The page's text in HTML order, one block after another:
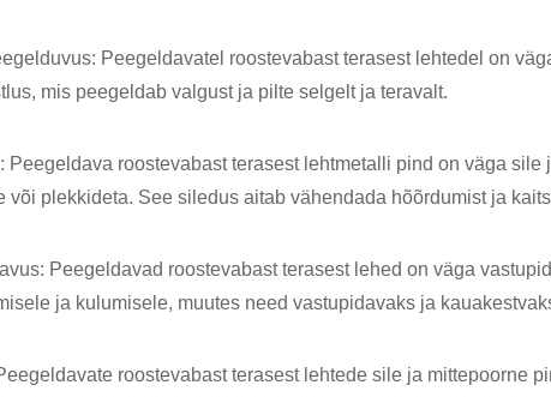
Peegeldavatel roostevabast terasest lehtedel on
mis peegeldab valgust ja pilte selgelt ja teravalt.
Peegeldava roostevabast terasest lehtmetalli pind on väga sile
või plekkideta. See siledus aitab vähendada hõõrdumist ja
Peegeldavad roostevabast terasest lehed on väga
ja kulumisele, muutes need vastupidavaks ja
roostevabast terasest lehtede sile ja mittepoorne